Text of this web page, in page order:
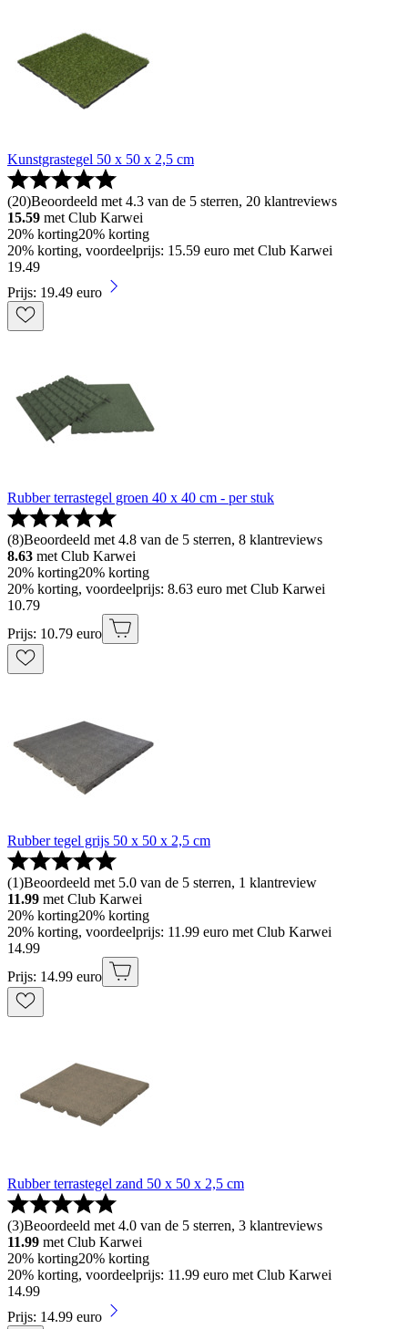
Kunstgrastegel 50 x 50 x 2,5 cm
(20)Beoordeeld met 4.3 van de 5 sterren, 20 klantreviews
15.59 met Club Karwei
20% korting20% korting
20% korting, voordeelprijs: 15.59 euro met Club Karwei
19.49
Prijs: 19.49 euro
Rubber terrastegel groen 40 x 40 cm - per stuk
(8)Beoordeeld met 4.8 van de 5 sterren, 8 klantreviews
8.63 met Club Karwei
20% korting20% korting
20% korting, voordeelprijs: 8.63 euro met Club Karwei
10.79
Prijs: 10.79 euro
Rubber tegel grijs 50 x 50 x 2,5 cm
(1)Beoordeeld met 5.0 van de 5 sterren, 1 klantreview
11.99 met Club Karwei
20% korting20% korting
20% korting, voordeelprijs: 11.99 euro met Club Karwei
14.99
Prijs: 14.99 euro
Rubber terrastegel zand 50 x 50 x 2,5 cm
(3)Beoordeeld met 4.0 van de 5 sterren, 3 klantreviews
11.99 met Club Karwei
20% korting20% korting
20% korting, voordeelprijs: 11.99 euro met Club Karwei
14.99
Prijs: 14.99 euro